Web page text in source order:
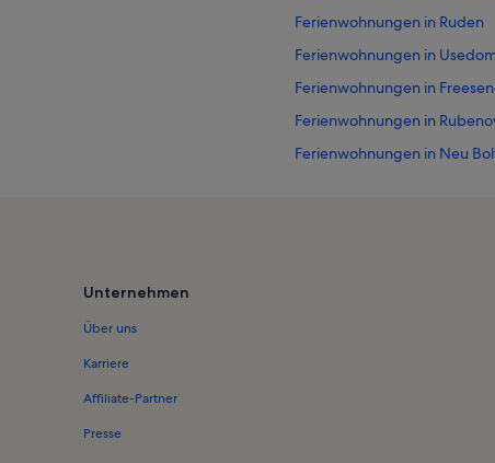
Ferienwohnungen in Ruden
Ferienwohnungen in
Ferienwohnungen in
Ferienwohnungen in
Ferienwohnungen in Neu
Unternehmen
Über uns
Karriere
Affiliate-Partner
Presse